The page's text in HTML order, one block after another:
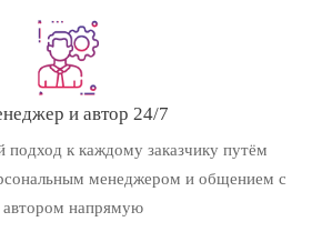
и автор 24/7
подход к каждому заказчику путём
менеджером и общением с
автором напрямую